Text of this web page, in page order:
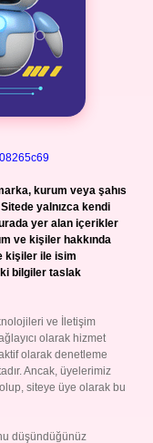
kurum veya şahıs
yalnızca kendi
yer alan içerikler
ve kişiler hakkında
kişiler ile isim
bilgiler taslak
ve İletişim
olarak hizmet
olarak denetleme
Ancak, üyelerimiz
siteye üye olarak bu
düşündüğünüz